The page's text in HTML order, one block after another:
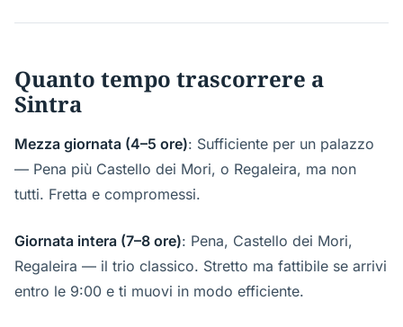
Quanto tempo trascorrere a
Sintra
Mezza giornata (4–5 ore): Sufficiente per un palazzo
— Pena più Castello dei Mori, o Regaleira, ma non
tutti. Fretta e compromessi.
Giornata intera (7–8 ore): Pena, Castello dei Mori,
Regaleira — il trio classico. Stretto ma fattibile se arrivi
entro le 9:00 e ti muovi in modo efficiente.